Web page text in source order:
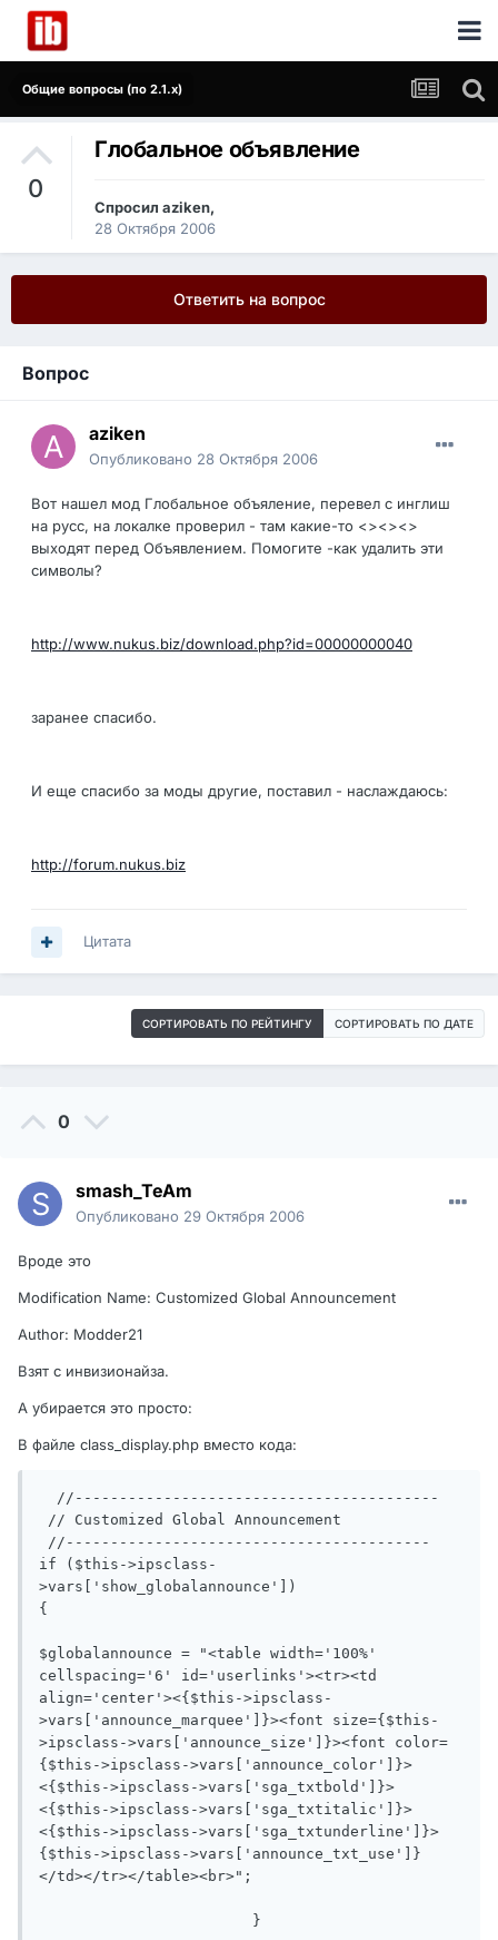
Общие вопросы (по 2.1.x)
0
Глобальное объявление
Спросил aziken,
28 Октября 2006
Ответить на вопрос
Вопрос
aziken
Опубликовано 28 Октября 2006
Вот нашел мод Глобальное объяление, перевел с инглиш
на русс, на локалке проверил - там какие-то <><><>
выходят перед Объявлением. Помогите -как удалить эти
символы?
http://www.nukus.biz/download.php?id=00000000040
заранее спасибо.
И еще спасибо за моды другие, поставил - наслаждаюсь:
http://forum.nukus.biz
Цитата
СОРТИРОВАТЬ ПО РЕЙТИНГУ СОРТИРОВАТЬ ПО ДАТЕ
0
smash_TeAm
Опубликовано 29 Октября 2006
Вроде это
Modification Name: Customized Global Announcement
Author: Modder21
Взят с инвизионайза.
А убирается это просто:
В файле class_display.php вместо кода:
if ($this->ipsclass-
>vars['show_globalannounce'])
{
$globalannounce = "<table width='100%'
cellspacing='6' id='userlinks'><tr><td
align='center'><{$this->ipsclass-
>vars['announce_marquee']}><font size={$this-
>ipsclass->vars['announce_size']}><font color=
{$this->ipsclass->vars['announce_color']}>
<{$this->ipsclass->vars['sga_txtbold']}>
<{$this->ipsclass->vars['sga_txtitalic']}>
<{$this->ipsclass->vars['sga_txtunderline']}>
{$this->ipsclass->vars['announce_txt_use']}
</td></tr></table><br>";
			}